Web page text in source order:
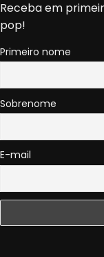
Receba em
pop!
Primeiro nome
Sobrenome
E-mail